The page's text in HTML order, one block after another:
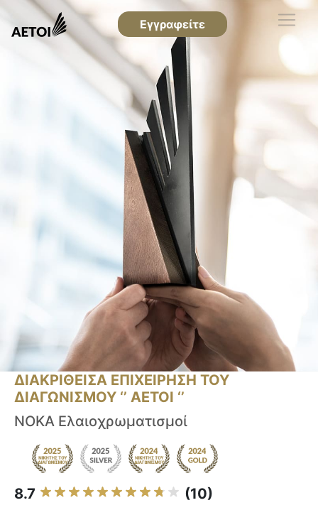
Εγγραφείτε
ΔΙΑΚΡΙΘΕΙΣΑ ΕΠΙΧΕΙΡΗΣΗ ΤΟΥ
ΔΙΑΓΩΝΙΣΜΟΥ ‘’ ΑΕΤΟΙ ‘’
ΝΟΚΑ Ελαιοχρωματισμοί
8.7 (10)